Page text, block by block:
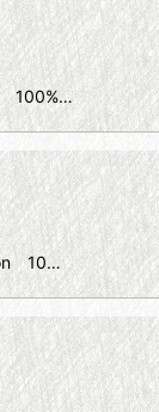
100%…
10…